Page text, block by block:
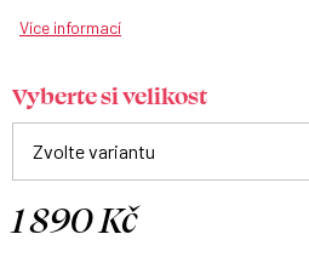
Více informací
Vyberte si velikost
1 890 Kč